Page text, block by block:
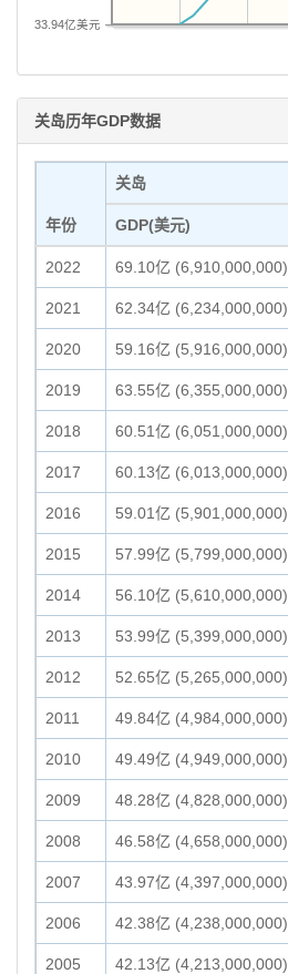
33.94亿美元
关岛历年GDP数据
年份
关岛
GDP(美元)
2022 69.10亿 (6,910,000,000)
2021 62.34亿 (6,234,000,000)
2020 59.16亿 (5,916,000,000)
2019 63.55亿 (6,355,000,000)
2018 60.51亿 (6,051,000,000)
2017 60.13亿 (6,013,000,000)
2016 59.01亿 (5,901,000,000)
2015 57.99亿 (5,799,000,000)
2014 56.10亿 (5,610,000,000)
2013 53.99亿 (5,399,000,000)
2012 52.65亿 (5,265,000,000)
2011 49.84亿 (4,984,000,000)
2010 49.49亿 (4,949,000,000)
2009 48.28亿 (4,828,000,000)
2008 46.58亿 (4,658,000,000)
2007 43.97亿 (4,397,000,000)
2006 42.38亿 (4,238,000,000)
2005 42.13亿 (4,213,000,000)